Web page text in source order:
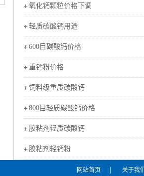
氧化钙颗粒价格下调
轻质碳酸钙用途
600目碳酸钙价格
重钙粉价格
饲料级重质碳酸钙
800目轻质碳酸钙价格
胶粘剂轻质碳酸钙
胶粘剂轻钙粉
网站首页 关于我们